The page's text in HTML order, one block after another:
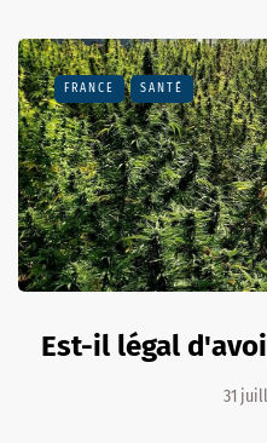
FRANCE SANTÉ
Est-il légal
31